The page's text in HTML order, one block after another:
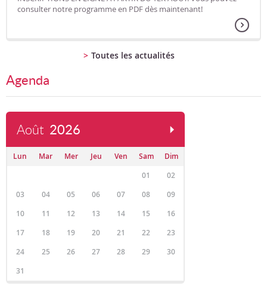
consulter notre programme en PDF dès maintenant!
Toutes les actualités
Agenda
Août 2026
Lun Mar Mer Jeu Ven Sam
Dim
01
02
03
04 05 06 07 08
09
10
11 12 13 14 15
16
17
18 19 20 21 22
23
24
25 26 27 28 29
30
31